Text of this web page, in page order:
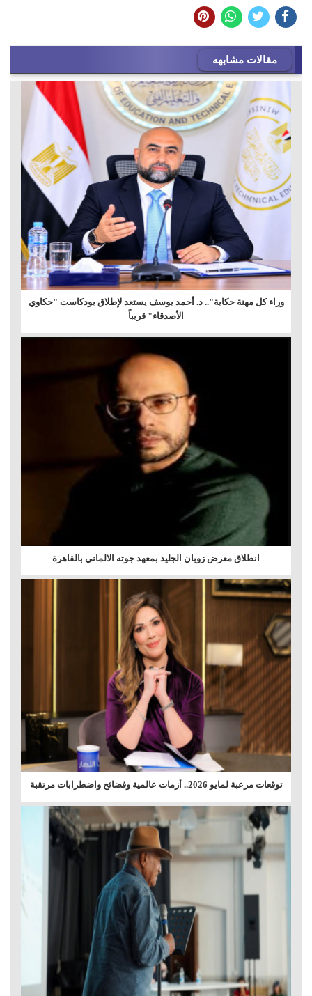
مقالات مشابهه
وراء كل مهنة حكاية".. د. أحمد يوسف يستعد لإطلاق بودكاست "حكاوي
الأصدقاء" قريباً
انطلاق معرض زوبان الجليد بمعهد جوته الالماني بالقاهرة
توقعات مرعبة لمايو 2026.. أزمات عالمية وفضائح واضطرابات مرتقبة